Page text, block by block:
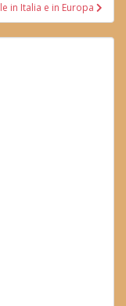
in Italia e in Europa